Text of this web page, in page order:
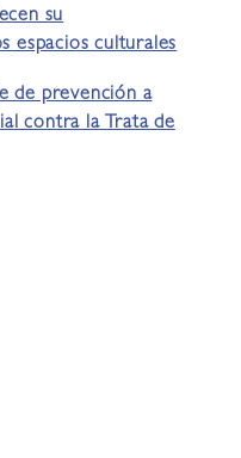
su
espacios culturales
de prevención a
contra la Trata de